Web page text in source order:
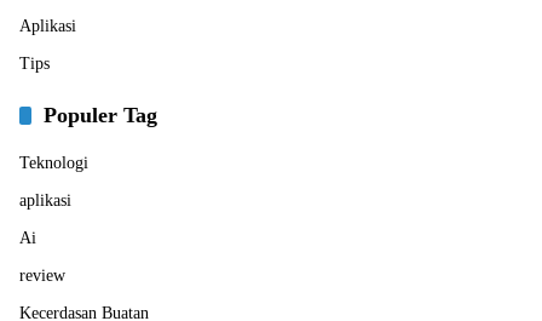
Aplikasi
Tips
Populer Tag
Teknologi
aplikasi
Ai
review
Kecerdasan Buatan